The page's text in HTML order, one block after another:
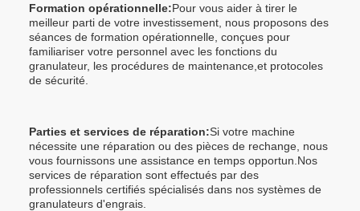
Formation opérationnelle:Pour vous aider à tirer le
meilleur parti de votre investissement, nous proposons des
séances de formation opérationnelle, conçues pour
familiariser votre personnel avec les fonctions du
granulateur, les procédures de maintenance,et protocoles
de sécurité.
Parties et services de réparation:Si votre machine
nécessite une réparation ou des pièces de rechange, nous
vous fournissons une assistance en temps opportun.Nos
services de réparation sont effectués par des
professionnels certifiés spécialisés dans nos systèmes de
granulateurs d'engrais.